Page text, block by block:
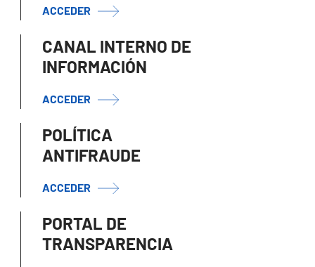
ACCEDER
CANAL INTERNO DE
INFORMACIÓN
ACCEDER
POLÍTICA
ANTIFRAUDE
ACCEDER
PORTAL DE
TRANSPARENCIA